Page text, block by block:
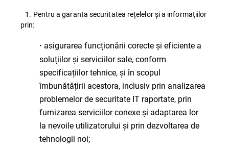
1. Pentru a garanta securitatea rețelelor și a informațiilor
prin:
· asigurarea funcționării corecte și eficiente a
soluțiilor și serviciilor sale, conform
specificațiilor tehnice, și în scopul
îmbunătățirii acestora, inclusiv prin analizarea
problemelor de securitate IT raportate, prin
furnizarea serviciilor conexe și adaptarea lor
la nevoile utilizatorului și prin dezvoltarea de
tehnologii noi;